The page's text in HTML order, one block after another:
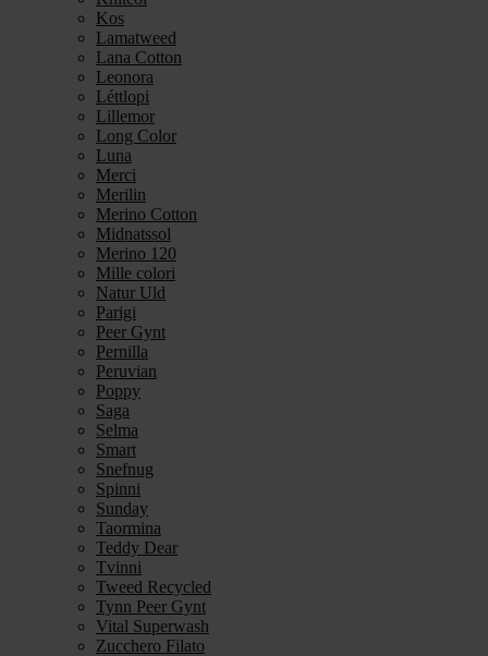
Kos
Lamatweed
Lana Cotton
Leonora
Léttlopi
Lillemor
Long Color
Luna
Merci
Merilin
Merino Cotton
Midnatssol
Merino 120
Mille colori
Natur Uld
Parigi
Peer Gynt
Pernilla
Peruvian
Poppy
Saga
Selma
Smart
Snefnug
Spinni
Sunday
Taormina
Teddy Dear
Tvinni
Tweed Recycled
Tynn Peer Gynt
Vital Superwash
Zucchero Filato